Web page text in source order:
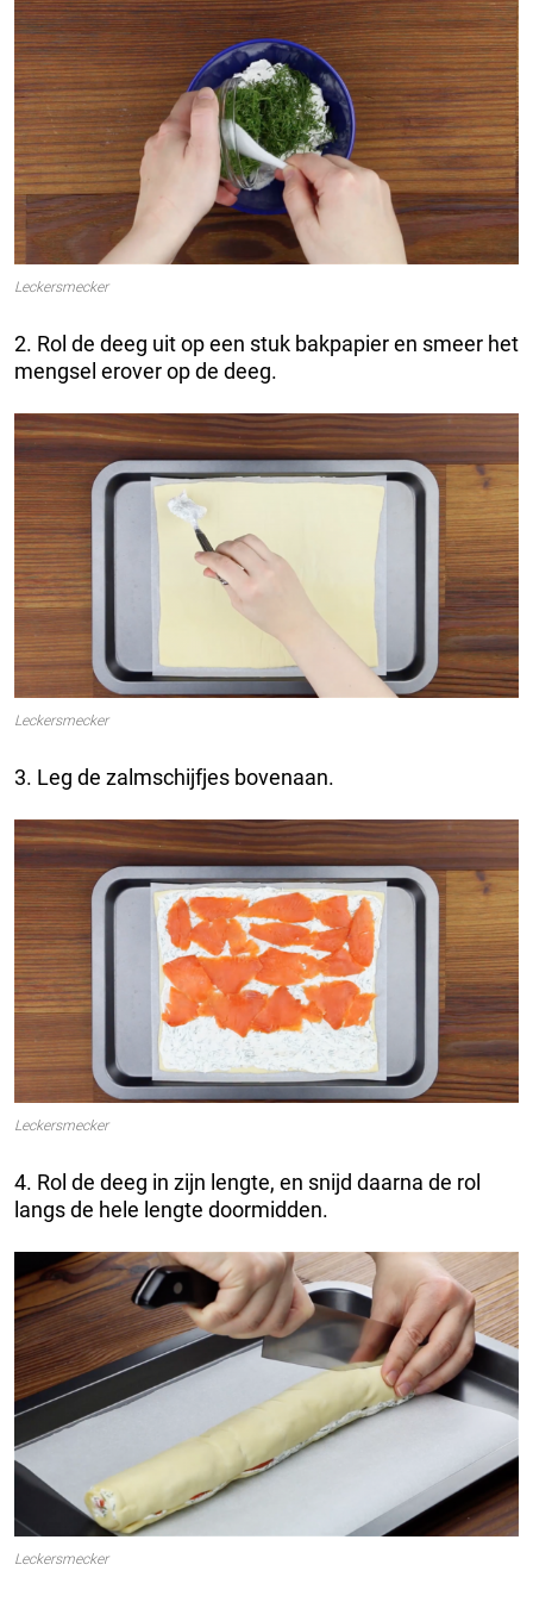
Leckersmecker
2. Rol de deeg uit op een stuk bakpapier en smeer het
mengsel erover op de deeg.
Leckersmecker
3. Leg de zalmschijfjes bovenaan.
Leckersmecker
4. Rol de deeg in zijn lengte, en snijd daarna de rol
langs de hele lengte doormidden.
Leckersmecker